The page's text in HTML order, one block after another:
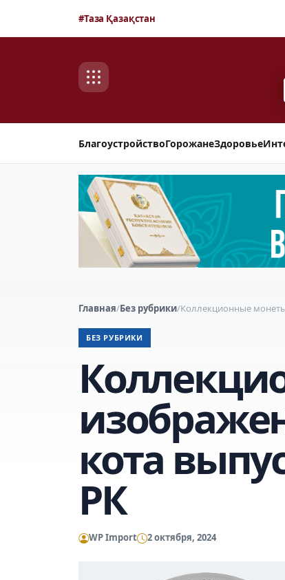
#Таза Қазақстан
БлагоустройствоГорожанеЗдоровье
Главная/Без рубрики/Коллекционные
БЕЗ РУБРИКИ
кота
РК
WP Import 2 октября, 2024